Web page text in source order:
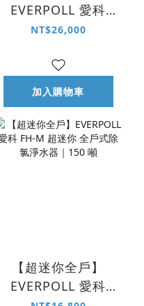
EVERPOLL 愛科
EP-166 mini 雙溫
4000 4 合 1 淨水組
NT$26,000
加入購物車
【超迷你全戶】
EVERPOLL 愛科